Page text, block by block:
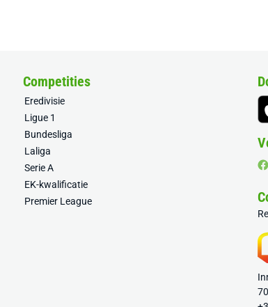
Competities
Eredivisie
Ligue 1
Bundesliga
Laliga
Serie A
EK-kwalificatie
Premier League